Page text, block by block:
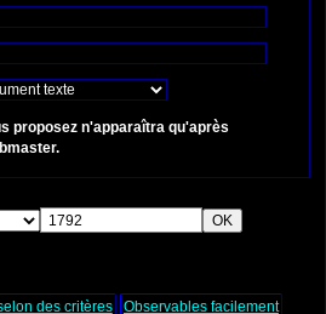
proposez n'apparaîtra qu'après
des critères Observables facilement